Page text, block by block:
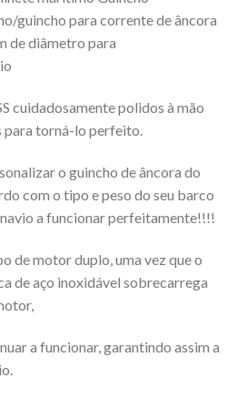
guincho para corrente de âncora
de diâmetro para
cuidadosamente polidos à mão
para torná-lo perfeito.
o guincho de âncora do
com o tipo e peso do seu barco
a funcionar perfeitamente!!!!
de motor duplo, uma vez que o
de aço inoxidável sobrecarrega
a funcionar, garantindo assim a